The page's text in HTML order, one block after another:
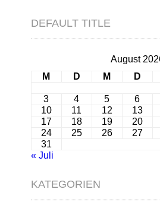
DEFAULT TITLE
August
M
D M D
3
4 5 6
10
11 12 13
17
18 19 20
24
25 26 27
31
« Juli
KATEGORIEN